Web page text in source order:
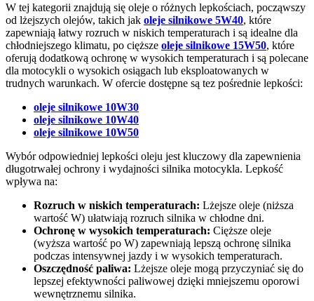
W tej kategorii znajdują się oleje o różnych lepkościach, począwszy
od lżejszych olejów, takich jak oleje silnikowe 5W40, które
zapewniają łatwy rozruch w niskich temperaturach i są idealne dla
chłodniejszego klimatu, po cięższe oleje silnikowe 15W50, które
oferują dodatkową ochronę w wysokich temperaturach i są polecane
dla motocykli o wysokich osiągach lub eksploatowanych w
trudnych warunkach. W ofercie dostępne są tez pośrednie lepkości:
oleje silnikowe 10W30
oleje silnikowe 10W40
oleje silnikowe 10W50
Wybór odpowiedniej lepkości oleju jest kluczowy dla zapewnienia
długotrwałej ochrony i wydajności silnika motocykla. Lepkość
wpływa na:
Rozruch w niskich temperaturach: Lżejsze oleje (niższa
wartość W) ułatwiają rozruch silnika w chłodne dni.
Ochronę w wysokich temperaturach: Cięższe oleje
(wyższa wartość po W) zapewniają lepszą ochronę silnika
podczas intensywnej jazdy i w wysokich temperaturach.
Oszczędność paliwa: Lżejsze oleje mogą przyczyniać się do
lepszej efektywności paliwowej dzięki mniejszemu oporowi
wewnętrznemu silnika.